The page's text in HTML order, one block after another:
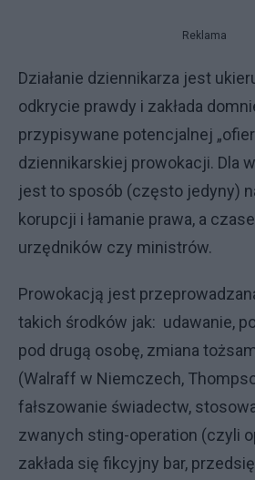
Reklama
Działanie dziennikarza jest
odkrycie prawdy i zakłada
przypisywane potencjalnej
dziennikarskiej prowokacji. Dla
jest to sposób (często jedyny)
korupcji i łamanie prawa, a
urzędników czy ministrów.
Prowokacją jest
takich środków jak: udawanie,
pod drugą osobę, zmiana
(Walraff w Niemczech,
fałszowanie świadectw,
zwanych sting-operation (czyli
zakłada się fikcyjny bar,